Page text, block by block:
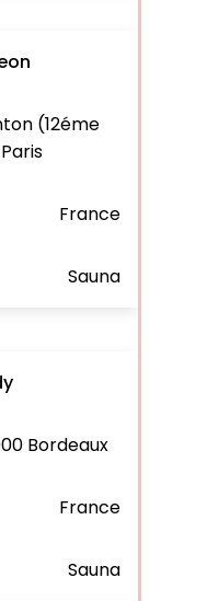
(12éme
France
Sauna
Bordeaux
France
Sauna